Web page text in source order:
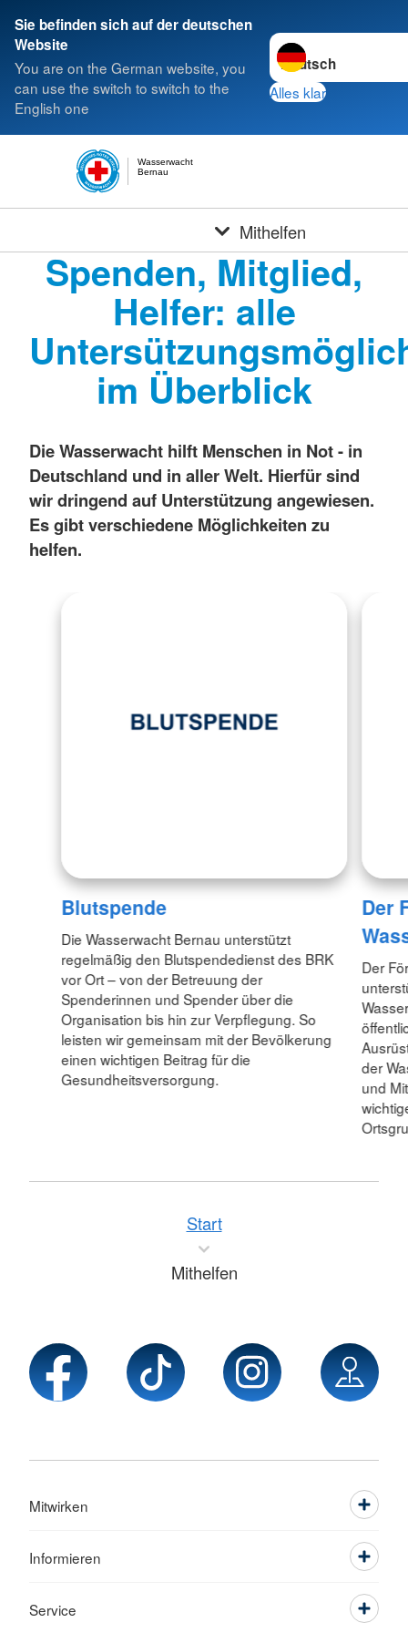
Sie befinden sich auf der deutschen
Website
You are on the German website, you
can use the switch to switch to the
English one
Sprache wechseln zu
Alles klar
Bernau
Wasserwacht
Mithelfen
Spenden, Mitglied,
Helfer: alle
im Überblick
Die Wasserwacht hilft Menschen in Not - in
Deutschland und in aller Welt. Hierfür sind
wir dringend auf Unterstützung angewiesen.
Es gibt verschiedene Möglichkeiten zu
helfen.
Blutspende
Die Wasserwacht Bernau unterstützt
regelmäßig den Blutspendedienst des BRK
vor Ort – von der Betreuung der
Spenderinnen und Spender über die
Organisation bis hin zur Verpflegung. So
leisten wir gemeinsam mit der Bevölkerung
einen wichtigen Beitrag für die
Gesundheitsversorgung.
Der
Der
der
und
Start
Mithelfen
Mitwirken
Informieren
Service